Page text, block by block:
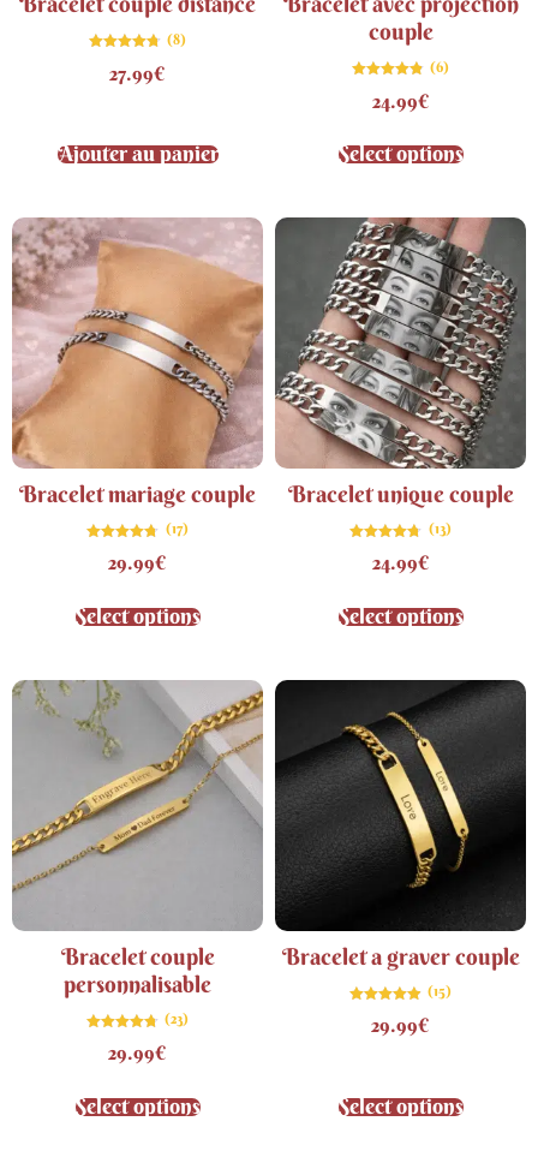
4.75
sur 5
(8)
27.99€
Ajouter au panier
couple
4.83
sur 5
(6)
24.99€
Select options
Bracelet mariage couple
4.71
sur 5
(17)
29.99€
Select options
Bracelet unique couple
4.69
sur 5
(13)
24.99€
Select options
Bracelet couple
personnalisable
4.70
sur 5
(23)
29.99€
Select options
Bracelet a graver couple
4.87
sur 5
(15)
29.99€
Select options